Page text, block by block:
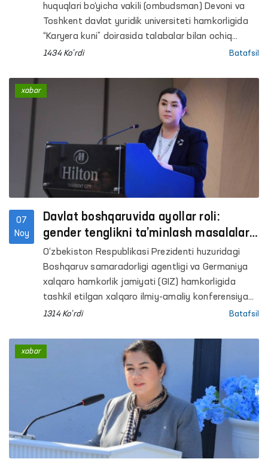
huquqlari bo‘yicha vakili (ombudsman) Devoni va
Toshkent davlat yuridik universiteti hamkorligida
“Karyera kuni” doirasida talabalar bilan ochiq
uchrashuv o‘tkazildi. Mazkur tadbir universitet va
1434 Ko'rdi Batafsil
07
Noy
Davlat boshqaruvida ayollar roli:
gender tenglikni ta’minlash masalalari
muhokama qilindi
O‘zbekiston Respublikasi Prezidenti huzuridagi
Boshqaruv samaradorligi agentligi va Germaniya
xalqaro hamkorlik jamiyati (GIZ) hamkorligida
tashkil etilgan xalqaro ilmiy-amaliy konferensiya
o‘z ishini yakunladi.
1314 Ko'rdi Batafsil
xabar
xabar